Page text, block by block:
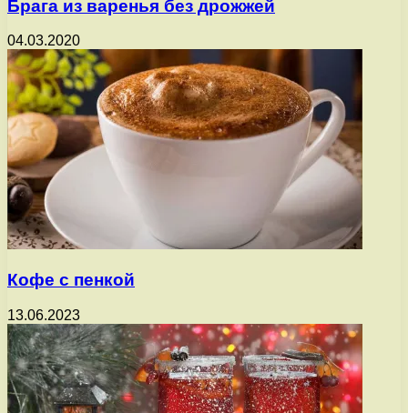
Брага из варенья без дрожжей
04.03.2020
Кофе с пенкой
13.06.2023